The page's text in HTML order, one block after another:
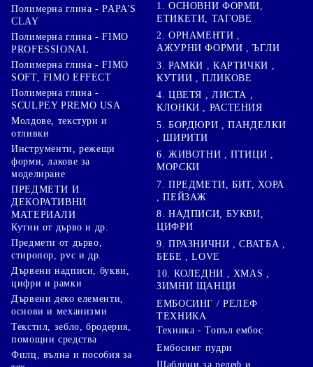
Полимерна глина - PAPA'S
CLAY
Полимерна глина - FIMO
PROFESSIONAL
Полимерна глина - FIMO
SOFT, FIMO EFFECT
Полимерна глина -
SCULPEY PREMO USA
Молдове, текстури и
отливки
Инструменти, режещи
форми, лакове за
моделиране
ПРЕДМЕТИ И
ДЕКОРАТИВНИ
МАТЕРИАЛИ
Кутии от дърво и др.
Предмети от дърво,
стиропор, pvc и др.
Дървени надписи, букви,
цифри и рамки
Дървени деко елементи,
основи и механизми
Текстил, зебло, бродерия,
помощни средства
Филц, вълна и пособия за
1. ОСНОВНИ ФОРМИ,
ЕТИКЕТИ, ТАГОВЕ
2. ОРНАМЕНТИ ,
АЖУРНИ ФОРМИ , ЪГЛИ
3. РАМКИ , КАРТИЧКИ ,
КУТИИ , ПЛИКОВЕ
4. ЦВЕТЯ , ЛИСТА ,
КЛОНКИ , РАСТЕНИЯ
5. БОРДЮРИ , ПАНДЕЛКИ
, ШИРИТИ
6. ЖИВОТНИ , ПТИЦИ ,
МОРСКИ
7. ПРЕДМЕТИ, БИТ, ХОРА
, ПЕЙЗАЖ
8. НАДПИСИ, БУКВИ,
ЦИФРИ
9. ПРАЗНИЧНИ , СВАТБА ,
БЕБЕ , LOVE
10. КОЛЕДНИ , XMAS ,
ЗИМНИ ЩАНЦИ
ЕМБОСИНГ / РЕЛЕФ
ТЕХНИКА
Техника - Топъл ембос
Ембосинг пудри
Шаблони за релеф и